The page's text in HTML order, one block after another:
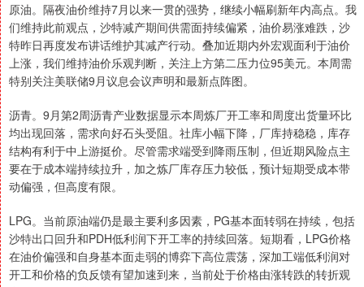
原油。隔夜油价维持7月以来一贯的强势，继续小幅刷新年内高点。我
们维持此前观点，沙特减产期间供需面持续偏紧，油价易涨难跌，沙
特昨日再度发布讲话维护其减产行动。叠加近期内外宏观面利于油价
上涨，我们维持油价乐观判断，关注上方第二压力位95美元。本周需
特别关注美联储9月议息会议声明和最新点阵图。
沥青。9月第2周沥青产业数据显示本周炼厂开工率和周度出货量环比
均出现回落，需求向好石头受阻。社库小幅下降，厂库持稳稳，库存
结构有利于中上游挺价。尽管需求端受到降雨压制，但近期风险点主
要在于成本端持续拉升，加之炼厂库存压力较低，预计短期受成本带
动偏强，但高度有限。
LPG。当前原油端仍是最主要利多因素，PG基本面转弱在持续，包括
沙特出口回升和PDH低利润下开工率的持续回落。短期看，LPG价格
在油价偏强和自身基本面走弱的博弈下高位震荡，深加工端低利润对
开工和价格的负反馈有望加速到来，当前处于价格由涨转跌的转折观